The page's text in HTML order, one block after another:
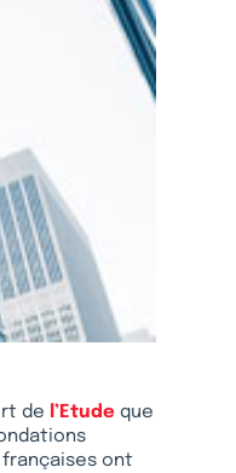
de l’Etude que
ont